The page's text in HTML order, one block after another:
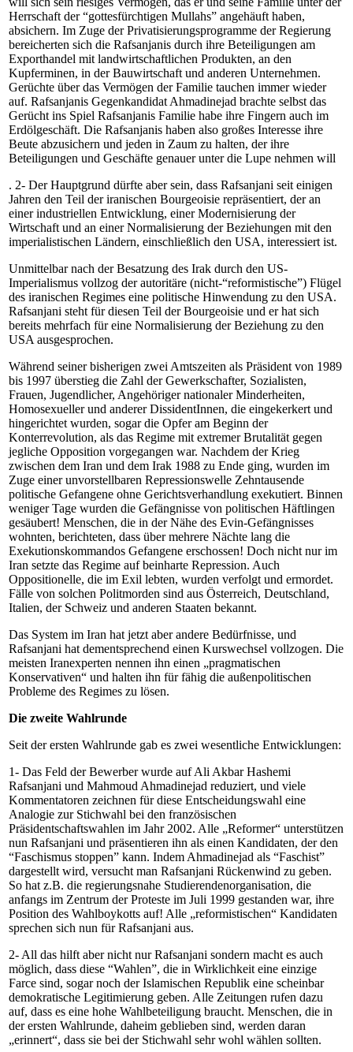
Herrschaft der “gottesfürchtigen Mullahs” angehäuft haben,
absichern. Im Zuge der Privatisierungsprogramme der Regierung
bereicherten sich die Rafsanjanis durch ihre Beteiligungen am
Exporthandel mit landwirtschaftlichen Produkten, an den
Kupferminen, in der Bauwirtschaft und anderen Unternehmen.
Gerüchte über das Vermögen der Familie tauchen immer wieder
auf. Rafsanjanis Gegenkandidat Ahmadinejad brachte selbst das
Gerücht ins Spiel Rafsanjanis Familie habe ihre Fingern auch im
Erdölgeschäft. Die Rafsanjanis haben also großes Interesse ihre
Beute abzusichern und jeden in Zaum zu halten, der ihre
Beteiligungen und Geschäfte genauer unter die Lupe nehmen will
. 2- Der Hauptgrund dürfte aber sein, dass Rafsanjani seit einigen
Jahren den Teil der iranischen Bourgeoisie repräsentiert, der an
einer industriellen Entwicklung, einer Modernisierung der
Wirtschaft und an einer Normalisierung der Beziehungen mit den
imperialistischen Ländern, einschließlich den USA, interessiert ist.
Unmittelbar nach der Besatzung des Irak durch den US-
Imperialismus vollzog der autoritäre (nicht-“reformistische”) Flügel
des iranischen Regimes eine politische Hinwendung zu den USA.
Rafsanjani steht für diesen Teil der Bourgeoisie und er hat sich
bereits mehrfach für eine Normalisierung der Beziehung zu den
USA ausgesprochen.
Während seiner bisherigen zwei Amtszeiten als Präsident von 1989
bis 1997 überstieg die Zahl der Gewerkschafter, Sozialisten,
Frauen, Jugendlicher, Angehöriger nationaler Minderheiten,
Homosexueller und anderer DissidentInnen, die eingekerkert und
hingerichtet wurden, sogar die Opfer am Beginn der
Konterrevolution, als das Regime mit extremer Brutalität gegen
jegliche Opposition vorgegangen war. Nachdem der Krieg
zwischen dem Iran und dem Irak 1988 zu Ende ging, wurden im
Zuge einer unvorstellbaren Repressionswelle Zehntausende
politische Gefangene ohne Gerichtsverhandlung exekutiert. Binnen
weniger Tage wurden die Gefängnisse von politischen Häftlingen
gesäubert! Menschen, die in der Nähe des Evin-Gefängnisses
wohnten, berichteten, dass über mehrere Nächte lang die
Exekutionskommandos Gefangene erschossen! Doch nicht nur im
Iran setzte das Regime auf beinharte Repression. Auch
Oppositionelle, die im Exil lebten, wurden verfolgt und ermordet.
Fälle von solchen Politmorden sind aus Österreich, Deutschland,
Italien, der Schweiz und anderen Staaten bekannt.
Das System im Iran hat jetzt aber andere Bedürfnisse, und
Rafsanjani hat dementsprechend einen Kurswechsel vollzogen. Die
meisten Iranexperten nennen ihn einen „pragmatischen
Konservativen“ und halten ihn für fähig die außenpolitischen
Probleme des Regimes zu lösen.
Die zweite Wahlrunde
Seit der ersten Wahlrunde gab es zwei wesentliche Entwicklungen:
1- Das Feld der Bewerber wurde auf Ali Akbar Hashemi
Rafsanjani und Mahmoud Ahmadinejad reduziert, und viele
Kommentatoren zeichnen für diese Entscheidungswahl eine
Analogie zur Stichwahl bei den französischen
Präsidentschaftswahlen im Jahr 2002. Alle „Reformer“ unterstützen
nun Rafsanjani und präsentieren ihn als einen Kandidaten, der den
“Faschismus stoppen” kann. Indem Ahmadinejad als “Faschist”
dargestellt wird, versucht man Rafsanjani Rückenwind zu geben.
So hat z.B. die regierungsnahe Studierendenorganisation, die
anfangs im Zentrum der Proteste im Juli 1999 gestanden war, ihre
Position des Wahlboykotts auf! Alle „reformistischen“ Kandidaten
sprechen sich nun für Rafsanjani aus.
2- All das hilft aber nicht nur Rafsanjani sondern macht es auch
möglich, dass diese “Wahlen”, die in Wirklichkeit eine einzige
Farce sind, sogar noch der Islamischen Republik eine scheinbar
demokratische Legitimierung geben. Alle Zeitungen rufen dazu
auf, dass es eine hohe Wahlbeteiligung braucht. Menschen, die in
der ersten Wahlrunde, daheim geblieben sind, werden daran
„erinnert“, dass sie bei der Stichwahl sehr wohl wählen sollten.